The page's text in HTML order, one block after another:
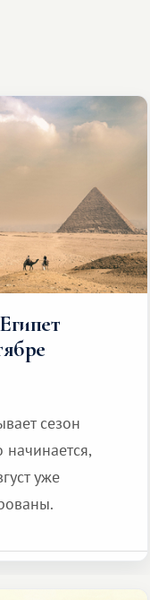
сезон
начинается,
уже